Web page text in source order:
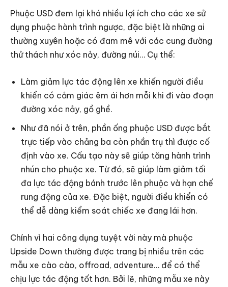
Phuộc USD đem lại khá nhiều lợi ích cho các xe sử
dụng phuộc hành trình ngược, đặc biệt là những ai
thường xuyên hoặc có đam mê với các cung đường
thử thách như xóc nảy, đường núi… Cụ thể:
Làm giảm lực tác động lên xe khiến người điều
khiển có cảm giác êm ái hơn mỗi khi đi vào đoạn
đường xóc nảy, gồ ghề.
Như đã nói ở trên, phần ống phuộc USD được bắt
trực tiếp vào chảng ba còn phần trụ thì được cố
định vào xe. Cấu tạo này sẽ giúp tăng hành trình
nhún cho phuộc xe. Từ đó, sẽ giúp làm giảm tối
đa lực tác động bánh trước lên phuộc và hạn chế
rung động của xe. Đặc biệt, người điều khiển có
thể dễ dàng kiểm soát chiếc xe đang lái hơn.
Chính vì hai công dụng tuyệt vời này mà phuộc
Upside Down thường được trang bị nhiều trên các
mẫu xe cào cào, offroad, adventure… để có thể
chịu lực tác động tốt hơn. Bởi lẽ, những mẫu xe này